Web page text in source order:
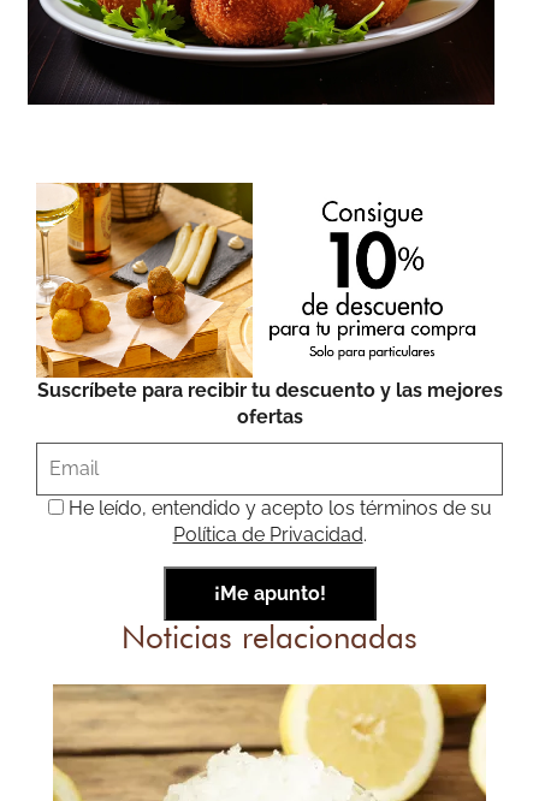
Suscríbete para recibir tu descuento y las mejores
ofertas
He leído, entendido y acepto los términos de su
Política de Privacidad.
Noticias relacionadas